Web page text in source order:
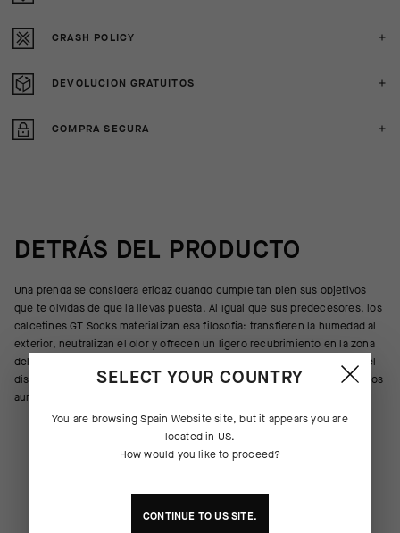
CRASH POLICY
DEVOLUCION GRATUITOS
COMPRA SEGURA
DETRÁS DEL PRODUCTO
Una prenda se considera eficaz cuando cumple tan bien sus objetivos
que te olvidas de que la llevas puesta. Al igual que sus predecesores, los
calcetines GT Socks materializan esa filosofía: transfieren la humedad al
exterior, neutralizan el olor y ofrecen un ligero recubrimiento en la zona
del metatarso, el empeine y el tobillo. Además, hemos perfeccionado el
diseño con nuevas fibras, hemos mejorado la circulación de aire y hemos
aumentado la longitud de la caña, que ahora mide 16 cm.
SELECT YOUR COUNTRY
You are browsingSpain Websitesite, but it appears you are
located in US.
How would you like to proceed?
CONTINUE TOUSSITE.